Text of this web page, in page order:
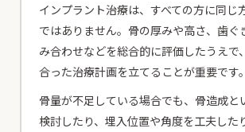
インプラント治療は、すべての方に同じ
ではありません。骨の厚みや高さ、歯ぐ
み合わせなどを総合的に評価したうえで
合った治療計画を立てることが重要です。
骨量が不足している場合でも、骨造成と
検討したり、埋入位置や角度を工夫した